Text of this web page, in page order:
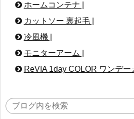
ホームコンテナ |
カットソー 裏起毛 |
冷風機 |
モニターアーム |
ReVIA 1day COLOR ワンデー